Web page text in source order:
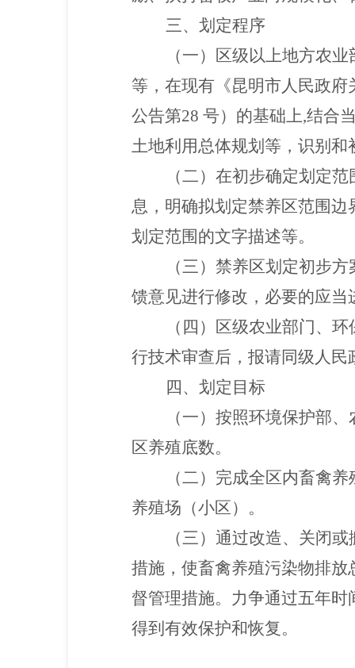
三、划定程序
（一）区级以上地方农
等，在现有《昆明市人民政
公告第28 号）的基础上,结合
土地利用总体规划等，识别
（二）在初步确定划定
息，明确拟划定禁养区范围
划定范围的文字描述等。
（三）禁养区划定初步
馈意见进行修改，必要的应
（四）区级农业部门、
行技术审查后，报请同级人
四、划定目标
（一）按照环境保护部
区养殖底数。
（二）完成全区内畜禽
养殖场（小区）。
（三）通过改造、关闭
措施，使畜禽养殖污染物排
督管理措施。力争通过五年
得到有效保护和恢复。